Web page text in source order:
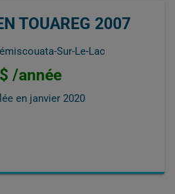
TOUAREG 2007
Sur-Le-Lac
/année
en janvier 2020